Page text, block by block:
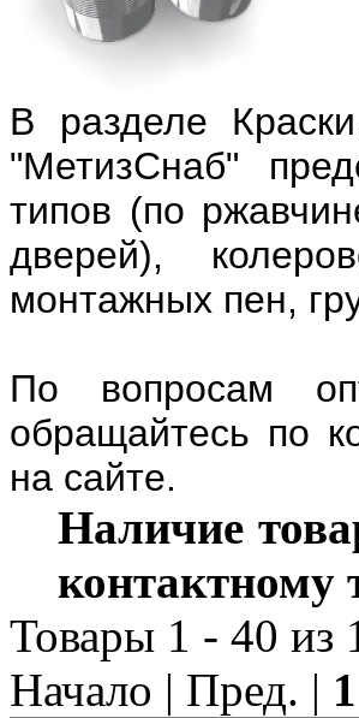
В разделе
"МетизСнаб"
типов (по
дверей),
монтажных пен,
По вопросам
обращайтесь по
на сайте.
Наличие
контактному
Товары 1 - 40 из
Начало | Пред. | 1